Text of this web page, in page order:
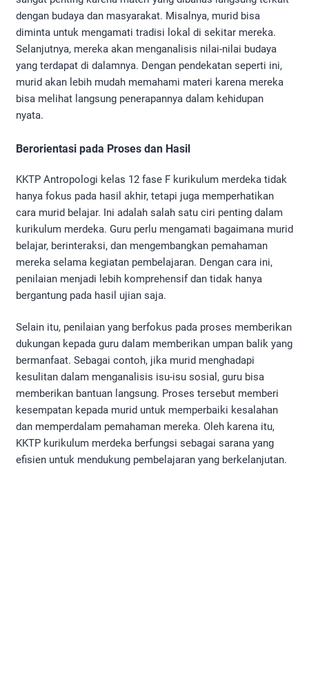
dengan budaya dan masyarakat. Misalnya, murid bisa
diminta untuk mengamati tradisi lokal di sekitar mereka.
Selanjutnya, mereka akan menganalisis nilai-nilai budaya
yang terdapat di dalamnya. Dengan pendekatan seperti ini,
murid akan lebih mudah memahami materi karena mereka
bisa melihat langsung penerapannya dalam kehidupan
nyata.
Berorientasi pada Proses dan Hasil
KKTP Antropologi kelas 12 fase F kurikulum merdeka tidak
hanya fokus pada hasil akhir, tetapi juga memperhatikan
cara murid belajar. Ini adalah salah satu ciri penting dalam
kurikulum merdeka. Guru perlu mengamati bagaimana murid
belajar, berinteraksi, dan mengembangkan pemahaman
mereka selama kegiatan pembelajaran. Dengan cara ini,
penilaian menjadi lebih komprehensif dan tidak hanya
bergantung pada hasil ujian saja.
Selain itu, penilaian yang berfokus pada proses memberikan
dukungan kepada guru dalam memberikan umpan balik yang
bermanfaat. Sebagai contoh, jika murid menghadapi
kesulitan dalam menganalisis isu-isu sosial, guru bisa
memberikan bantuan langsung. Proses tersebut memberi
kesempatan kepada murid untuk memperbaiki kesalahan
dan memperdalam pemahaman mereka. Oleh karena itu,
KKTP kurikulum merdeka berfungsi sebagai sarana yang
efisien untuk mendukung pembelajaran yang berkelanjutan.